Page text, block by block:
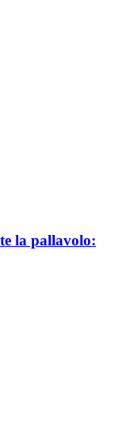
la pallavolo: